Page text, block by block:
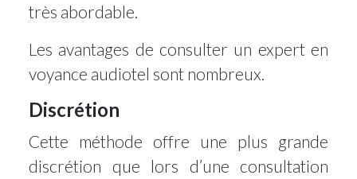
très abordable.
Les avantages de consulter un expert en
voyance audiotel sont nombreux.
Discrétion
Cette méthode offre une plus grande
discrétion que lors d’une consultation